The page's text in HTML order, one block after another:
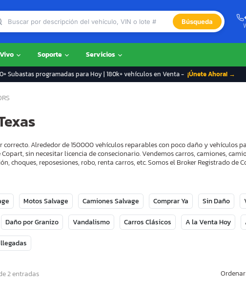
Búsqueda
Soporte Servicios
Subastas programadas para Hoy | 180k+ vehículos en Venta - ¡Únete Ahora! →
correcto. Alrededor de 150000 vehículos reparables con poco daño y vehículos
sin necesitar licencia de consecionario. Vendemos carros, camiones,
choques, reposesiones, robo, renta carros, etc. Somos el Broker Registrado de
Motos Salvage Camiones Salvage Comprar Ya Sin Daño
Daño por Granizo Vandalismo Carros Clásicos A la Venta Hoy
2 entradas